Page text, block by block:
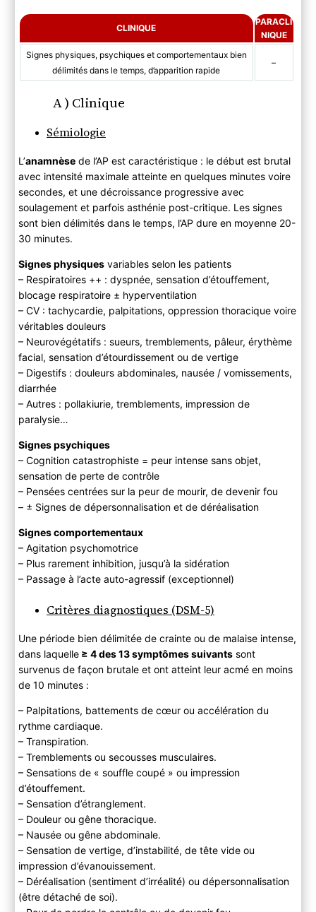
CLINIQUE
PARACLI
NIQUE
Signes physiques, psychiques et comportementaux bien
délimités dans le temps, d’apparition rapide
–
A ) Clinique
Sémiologie
L’anamnèsede l’AP est caractéristique : le début est brutal
avec intensité maximale atteinte en quelques minutes voire
secondes, et une décroissance progressive avec
soulagement et parfois asthénie post-critique. Les signes
sont bien délimités dans le temps, l’AP dure en moyenne 20-
30 minutes.
Signes physiquesvariables selon les patients
– Respiratoires ++ : dyspnée, sensation d’étouffement,
blocage respiratoire ± hyperventilation
– CV : tachycardie, palpitations, oppression thoracique voire
véritables douleurs
– Neurovégétatifs : sueurs, tremblements, pâleur, érythème
facial, sensation d’étourdissement ou de vertige
– Digestifs : douleurs abdominales, nausée / vomissements,
diarrhée
– Autres : pollakiurie, tremblements, impression de
paralysie…
Signes psychiques
– Cognition catastrophiste = peur intense sans objet,
sensation de perte de contrôle
– Pensées centrées sur la peur de mourir, de devenir fou
– ± Signes de dépersonnalisation et de déréalisation
Signes comportementaux
– Agitation psychomotrice
– Plus rarement inhibition, jusqu’à la sidération
– Passage à l’acte auto-agressif (exceptionnel)
Critères diagnostiques (DSM-5)
Une période bien délimitée de crainte ou de malaise intense,
dans laquelle≥ 4 des 13 symptômes suivantssont
survenus de façon brutale et ont atteint leur acmé en moins
de 10 minutes :
– Palpitations, battements de cœur ou accélération du
rythme cardiaque.
– Transpiration.
– Tremblements ou secousses musculaires.
– Sensations de « souffle coupé » ou impression
d’étouffement.
– Sensation d’étranglement.
– Douleur ou gêne thoracique.
– Nausée ou gêne abdominale.
– Sensation de vertige, d’instabilité, de tête vide ou
impression d’évanouissement.
– Déréalisation (sentiment d’irréalité) ou dépersonnalisation
(être détaché de soi).